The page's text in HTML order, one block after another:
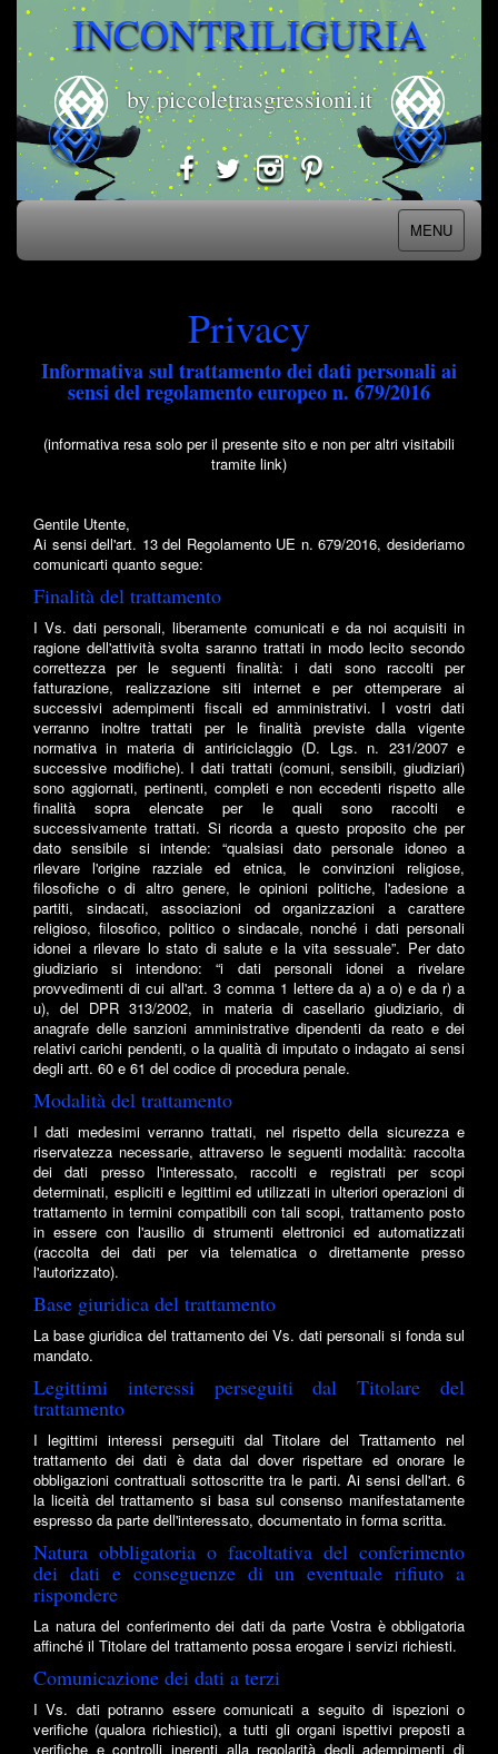
INCONTRILIGURIA
by piccoletrasgressioni.it
MENU
Privacy
Informativa sul trattamento dei dati personali ai
sensi del regolamento europeo n. 679/2016
(informativa resa solo per il presente sito e non per altri visitabili
tramite link)
Gentile Utente,
Ai sensi dell'art. 13 del Regolamento UE n. 679/2016, desideriamo
comunicarti quanto segue:
Finalità del trattamento
I Vs. dati personali, liberamente comunicati e da noi acquisiti in
ragione dell'attività svolta saranno trattati in modo lecito secondo
correttezza per le seguenti finalità: i dati sono raccolti per
fatturazione, realizzazione siti internet e per ottemperare ai
successivi adempimenti fiscali ed amministrativi. I vostri dati
verranno inoltre trattati per le finalità previste dalla vigente
normativa in materia di antiriciclaggio (D. Lgs. n. 231/2007 e
successive modifiche). I dati trattati (comuni, sensibili, giudiziari)
sono aggiornati, pertinenti, completi e non eccedenti rispetto alle
finalità sopra elencate per le quali sono raccolti e
successivamente trattati. Si ricorda a questo proposito che per
dato sensibile si intende: “qualsiasi dato personale idoneo a
rilevare l'origine razziale ed etnica, le convinzioni religiose,
filosofiche o di altro genere, le opinioni politiche, l'adesione a
partiti, sindacati, associazioni od organizzazioni a carattere
religioso, filosofico, politico o sindacale, nonché i dati personali
idonei a rilevare lo stato di salute e la vita sessuale”. Per dato
giudiziario si intendono: “i dati personali idonei a rivelare
provvedimenti di cui all'art. 3 comma 1 lettere da a) a o) e da r) a
u), del DPR 313/2002, in materia di casellario giudiziario, di
anagrafe delle sanzioni amministrative dipendenti da reato e dei
relativi carichi pendenti, o la qualità di imputato o indagato ai sensi
degli artt. 60 e 61 del codice di procedura penale.
Modalità del trattamento
I dati medesimi verranno trattati, nel rispetto della sicurezza e
riservatezza necessarie, attraverso le seguenti modalità: raccolta
dei dati presso l'interessato, raccolti e registrati per scopi
determinati, espliciti e legittimi ed utilizzati in ulteriori operazioni di
trattamento in termini compatibili con tali scopi, trattamento posto
in essere con l'ausilio di strumenti elettronici ed automatizzati
(raccolta dei dati per via telematica o direttamente presso
l'autorizzato).
Base giuridica del trattamento
La base giuridica del trattamento dei Vs. dati personali si fonda sul
mandato.
Legittimi interessi perseguiti dal Titolare del
trattamento
I legittimi interessi perseguiti dal Titolare del Trattamento nel
trattamento dei dati è data dal dover rispettare ed onorare le
obbligazioni contrattuali sottoscritte tra le parti. Ai sensi dell'art. 6
la liceità del trattamento si basa sul consenso manifestatamente
espresso da parte dell'interessato, documentato in forma scritta.
Natura obbligatoria o facoltativa del conferimento
dei dati e conseguenze di un eventuale rifiuto a
rispondere
La natura del conferimento dei dati da parte Vostra è obbligatoria
affinché il Titolare del trattamento possa erogare i servizi richiesti.
Comunicazione dei dati a terzi
I Vs. dati potranno essere comunicati a seguito di ispezioni o
verifiche (qualora richiestici), a tutti gli organi ispettivi preposti a
verifiche e controlli inerenti alla regolarità degli adempimenti di